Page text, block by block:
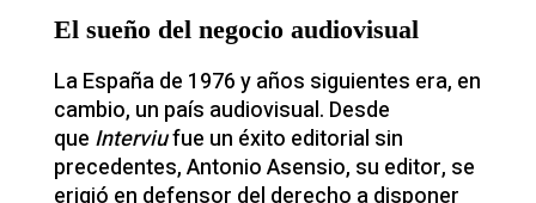
El sueño del negocio audiovisual
La España de 1976 y años siguientes era, en
cambio, un país audiovisual. Desde
que Interviufue un éxito editorial sin
precedentes, Antonio Asensio, su editor, se
erigió en defensor del derecho a disponer